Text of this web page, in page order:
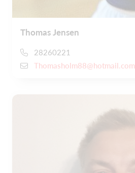
Thomas Jensen
28260221
Thomasholm88@hotmail.com